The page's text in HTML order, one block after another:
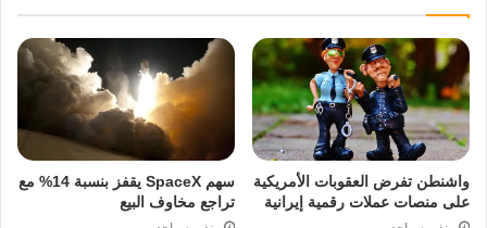
واشنطن تفرض العقوبات الأمريكية
على منصات عملات رقمية إيرانية
سهم SpaceX يقفز بنسبة 14% مع
تراجع مخاوف البيع